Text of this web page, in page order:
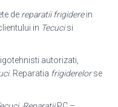
de reparatii frigiderein
in Tecucisi
autorizati,
. Reparatia frigiderelorse